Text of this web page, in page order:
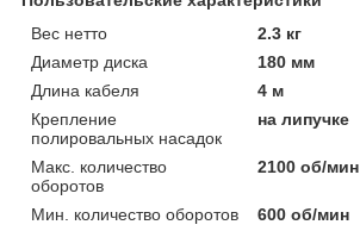
Вес нетто
2.3 кг
Диаметр диска
180 мм
Длина кабеля
4 м
Крепление
полировальных насадок
на липучке
Макс. количество
оборотов
2100 об/мин
Мин. количество оборотов
600 об/мин